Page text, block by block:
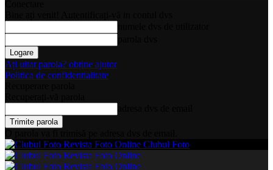
Ați uitat parola? obține ajutor
Politica de confidentialitate
Clubul Foto